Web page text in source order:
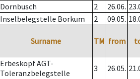
Dornbusch 2 26.06.
Inselbelegstelle Borkum 2 09.05.
Surname TM from
Erbeskopf AGT-
Toleranzbelegstelle
3 26.05.